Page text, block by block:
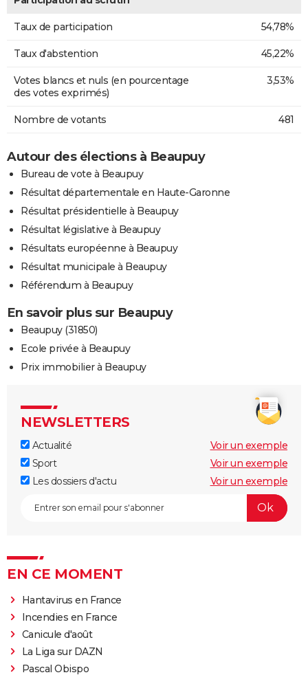
Taux de participation 54,78%
Taux d'abstention 45,22%
Votes blancs et nuls (en pourcentage
des votes exprimés)
3,53%
Nombre de votants 481
Autour des élections à Beaupuy
Bureau de vote à Beaupuy
Résultat départementale en Haute-Garonne
Résultat présidentielle à Beaupuy
Résultat législative à Beaupuy
Résultats européenne à Beaupuy
Résultat municipale à Beaupuy
Référendum à Beaupuy
En savoir plus sur Beaupuy
Beaupuy (31850)
Ecole privée à Beaupuy
Prix immobilier à Beaupuy
NEWSLETTERS
Actualité
Voir un exemple
Sport
Voir un exemple
Les dossiers d'actu
Voir un exemple
EN CE MOMENT
Hantavirus en France
Incendies en France
Canicule d'août
La Liga sur DAZN
Pascal Obispo